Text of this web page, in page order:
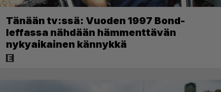
Tänään tv:ssä: Vuoden 1997 Bond-
leffassa nähdään hämmenttävän
nykyaikainen kännykkä